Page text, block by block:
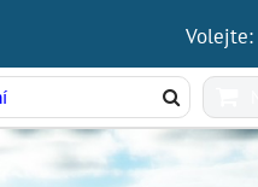
Volejte: